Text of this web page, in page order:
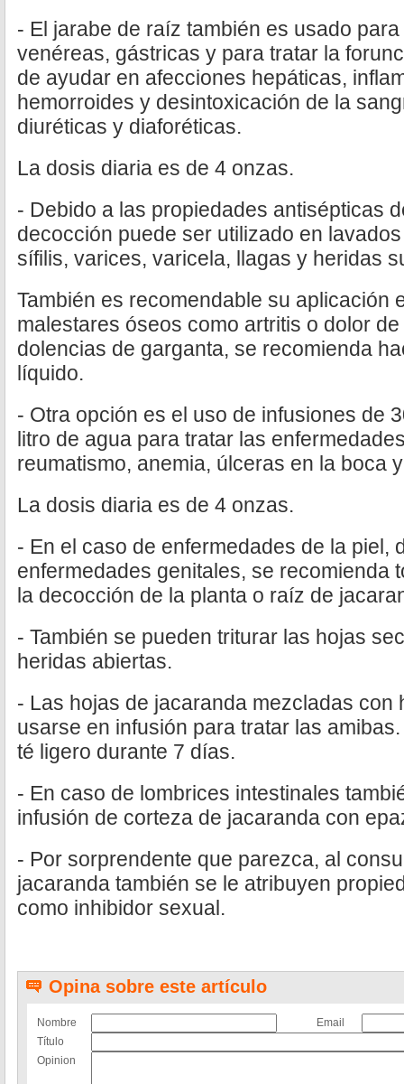
- El jarabe de raíz también es usado
venéreas, gástricas y para tratar la
de ayudar en afecciones hepáticas,
hemorroides y desintoxicación de la
diuréticas y diaforéticas.
La dosis diaria es de 4 onzas.
- Debido a las propiedades antisépticas
decocción puede ser utilizado en
sífilis, varices, varicela, llagas y heridas
También es recomendable su aplicación
malestares óseos como artritis o dolor
dolencias de garganta, se recomienda
líquido.
- Otra opción es el uso de infusiones de
litro de agua para tratar las
reumatismo, anemia, úlceras en la boca
La dosis diaria es de 4 onzas.
- En el caso de enfermedades de la piel,
enfermedades genitales, se recomienda
la decocción de la planta o raíz de
- También se pueden triturar las hojas
heridas abiertas.
- Las hojas de jacaranda mezcladas con
usarse en infusión para tratar las
té ligero durante 7 días.
- En caso de lombrices intestinales
infusión de corteza de jacaranda con
- Por sorprendente que parezca, al
jacaranda también se le atribuyen
como inhibidor sexual.
Opina sobre este artículo
Nombre
Email
Título
Opinion